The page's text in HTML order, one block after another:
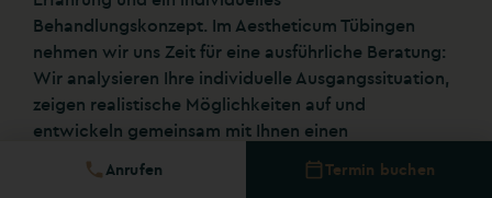
Behandlungskonzept. Im Aestheticum Tübingen
nehmen wir uns Zeit für eine ausführliche Beratung:
Wir analysieren Ihre individuelle Ausgangssituation,
zeigen realistische Möglichkeiten auf und
entwickeln gemeinsam mit Ihnen einen
maßgeschneiderten Behandlungsplan.
Anrufen Termin buchen